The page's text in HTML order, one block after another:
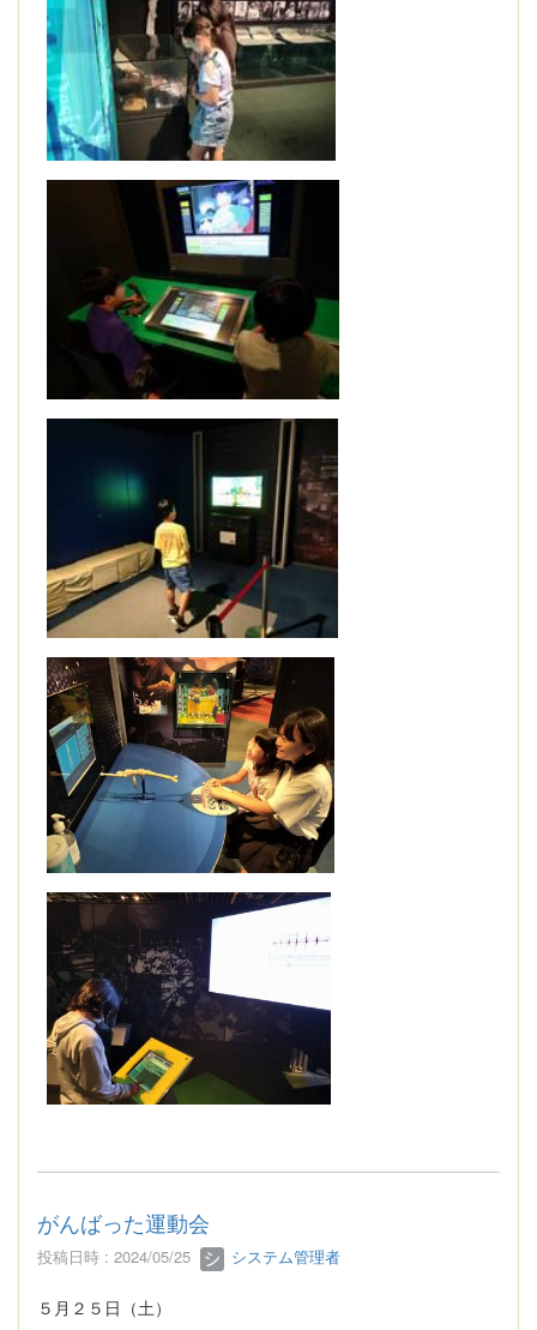
がんばった運動会
投稿日時 : 2024/05/25 システム管理者
５月２５日（土）